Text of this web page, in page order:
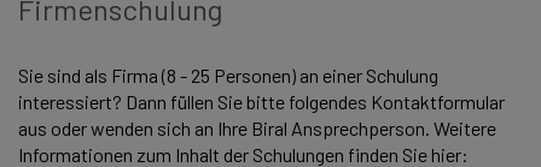
Firmenschulung
Sie sind als Firma (8 - 25 Personen) an einer Schulung
interessiert? Dann füllen Sie bitte folgendes Kontaktformular
aus oder wenden sich an Ihre Biral Ansprechperson. Weitere
Informationen zum Inhalt der Schulungen finden Sie hier: